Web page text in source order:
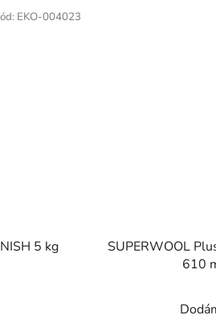
5 kg
EKO-004023
SUPERWOOL
610